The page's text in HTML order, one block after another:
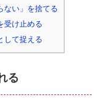
い」を捨てる
受け止める
して捉える
る